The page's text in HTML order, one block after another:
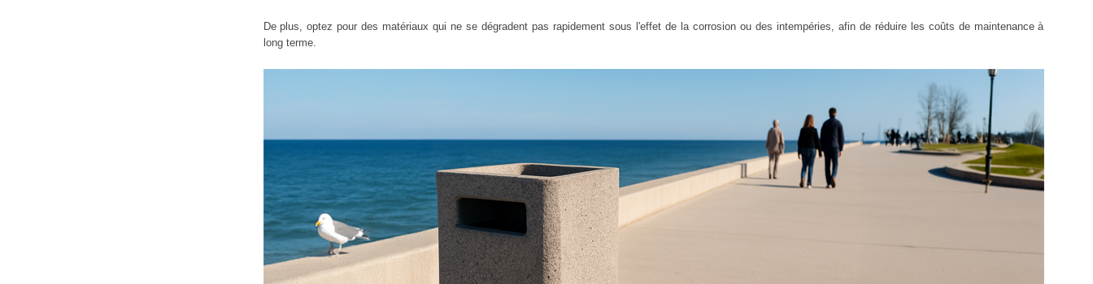
De plus, optez pour des matériaux qui ne se dégradent pas rapidement sous l'effet de la corrosion ou des intempéries, afin de réduire les coûts de maintenance à
long terme.